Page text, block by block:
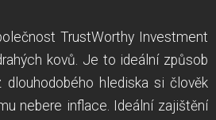
TrustWorthy Investment
kovů. Je to ideální způsob
dlouhodobého hlediska si člověk
nebere inflace. Ideální zajištění